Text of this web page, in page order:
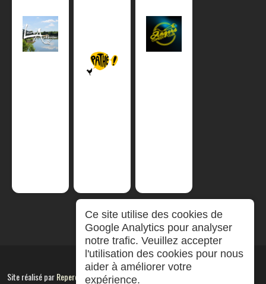
Site réalisé parRepereCom
Ce site utilise des cookies de
Google Analytics pour analyser
notre trafic. Veuillez accepter
l'utilisation des cookies pour nous
aider à améliorer votre
expérience.